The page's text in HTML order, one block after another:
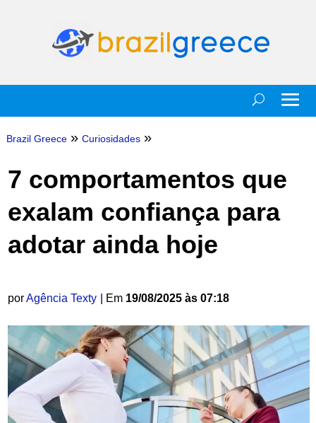
Brazil Greece » Curiosidades »
7 comportamentos que
exalam confiança para
adotar ainda hoje
porAgência Texty | Em 19/08/2025 às 07:18